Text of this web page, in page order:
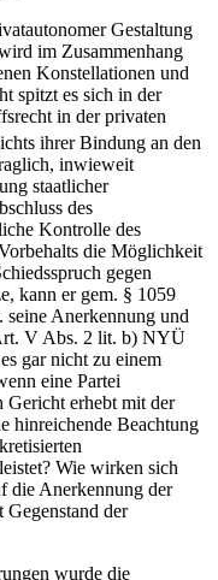
Gestaltung
im Zusammenhang
Konstellationen und
spitzt es sich in der
in der privaten
ihrer Bindung an den
inwieweit
staatlicher
des
Kontrolle des
die Möglichkeit
gegen
kann er gem. § 1059
Anerkennung und
V Abs. 2 lit. b) NYÜ
gar nicht zu einem
eine Partei
Gericht erhebt mit der
hinreichende Beachtung
Wie wirken sich
die Anerkennung der
Gegenstand der
wurde die